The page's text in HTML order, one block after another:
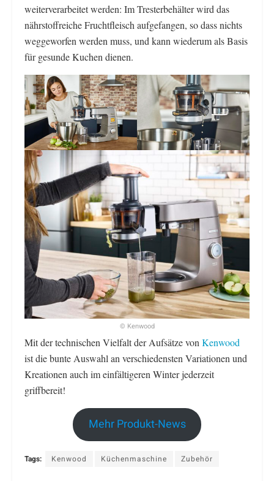
weiterverarbeitet werden: Im Tresterbehälter wird das
nährstoffreiche Fruchtfleisch aufgefangen, so dass nichts
weggeworfen werden muss, und kann wiederum als Basis
für gesunde Kuchen dienen.
© Kenwood
Mit der technischen Vielfalt der Aufsätze vonKenwood
ist die bunte Auswahl an verschiedensten Variationen und
Kreationen auch im einfältigeren Winter jederzeit
griffbereit!
Mehr Produkt-News
Tags: Kenwood Küchenmaschine Zubehör